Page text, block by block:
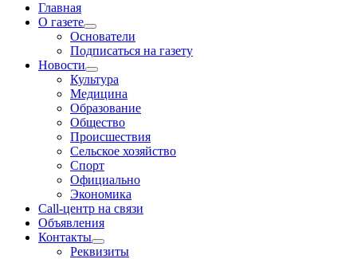
Главная
О газете
Основатели
Подписаться на газету
Новости
Культура
Медицина
Образование
Общество
Происшествия
Сельское хозяйство
Спорт
Официально
Экономика
Call-центр на связи
Объявления
Контакты
Реквизиты